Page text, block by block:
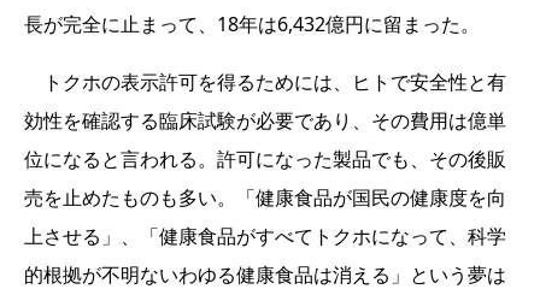
長が完全に止まって、18年は6,432億円に留まった。
トクホの表示許可を得るためには、ヒトで安全性と有
効性を確認する臨床試験が必要であり、その費用は億単
位になると言われる。許可になった製品でも、その後販
売を止めたものも多い。「健康食品が国民の健康度を向
上させる」、「健康食品がすべてトクホになって、科学
的根拠が不明ないわゆる健康食品は消える」という夢は